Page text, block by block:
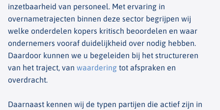
inzetbaarheid van personeel. Met ervaring in
overnametrajecten binnen deze sector begrijpen wij
welke onderdelen kopers kritisch beoordelen en waar
ondernemers vooraf duidelijkheid over nodig hebben.
Daardoor kunnen we u begeleiden bij het structureren
van het traject, van waardering tot afspraken en
overdracht.
Daarnaast kennen wij de typen partijen die actief zijn in